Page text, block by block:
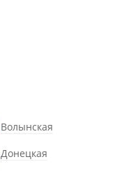
Волынская
Донецкая